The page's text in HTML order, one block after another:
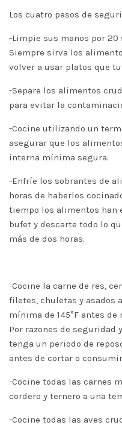
Los cuatro pasos de
-Limpie sus manos por 20
Siempre sirva los
volver a usar platos que
-Separe los alimentos
para evitar la
-Cocine utilizando un
asegurar que los
interna mínima segura.
-Enfríe los sobrantes de
horas de haberlos
tiempo los alimentos han
bufet y descarte todo lo
más de dos horas.
-Cocine la carne de res,
filetes, chuletas y asados
mínima de 145°F antes
Por razones de seguridad
tenga un periodo de
antes de cortar o
-Cocine todas las carnes
cordero y ternero a una
-Cocine todas las aves